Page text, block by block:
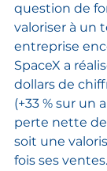
question de
valoriser à un
entreprise
SpaceX a
dollars de
(+33 % sur un
perte nette
soit une
fois ses